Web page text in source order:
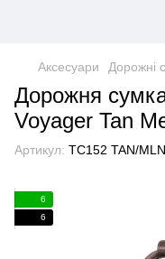
Аксесуари Дорожні
Дорожня
Voyager Tan
Артикул: TC152 TAN/MLN
6
6